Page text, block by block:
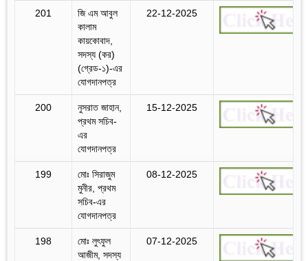
201
জি এম আবুল
কালাম
কায়কোবাদ,
সদস্য (কর)
(গ্রেড-১)-এর
যোগদানপত্র
22-12-2025
200
নুসরাত জাহান,
প্রথম সচিব-
এর
যোগদানপত্র
15-12-2025
199
মোঃ সিরাজুম
মুনীর, প্রথম
সচিব-এর
যোগদানপত্র
08-12-2025
198
মোঃ লুৎফুল
আজীম, সদস্য
07-12-2025